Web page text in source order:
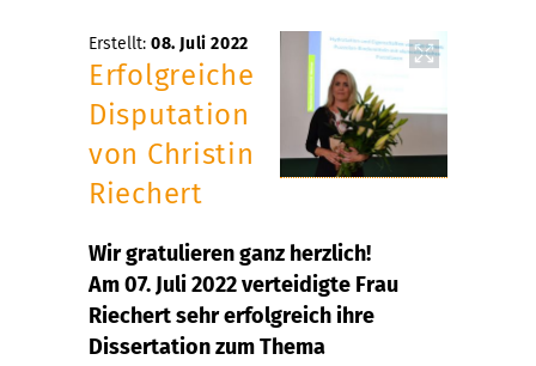
Erstellt: 08. Juli 2022
Erfolgreiche
Disputation
von Christin
Riechert
Wir gratulieren ganz herzlich!
Am 07. Juli 2022 verteidigte Frau
Riechert sehr erfolgreich ihre
Dissertation zum Thema